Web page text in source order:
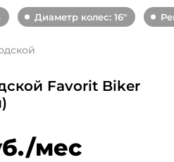
Диаметр колес: 16"
Favorit Biker
мес